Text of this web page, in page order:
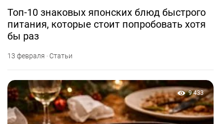
Топ-10 знаковых японских блюд быстрого
питания, которые стоит попробовать хотя
бы раз
13 февраля · Статьи
9 433